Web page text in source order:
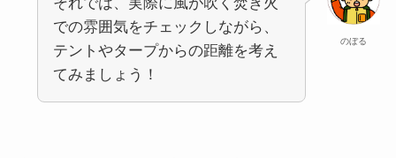
のぼる
での雰囲気をチェックしながら、
テントやタープからの距離を考え
てみましょう！